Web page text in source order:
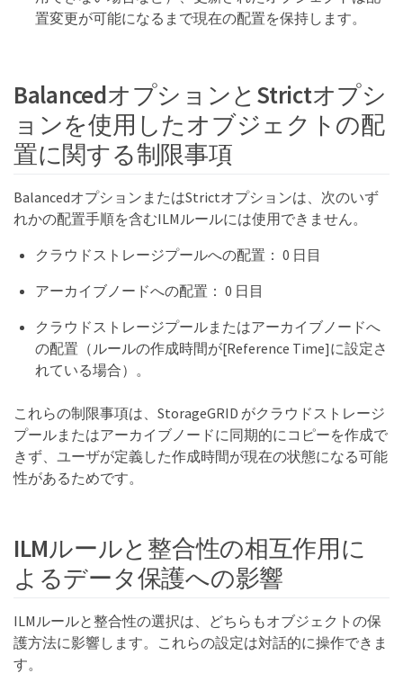
置変更が可能になるまで現在の配置を保持します。
BalancedオプションとStrictオプシ
ョンを使用したオブジェクトの配
置に関する制限事項
BalancedオプションまたはStrictオプションは、次のいず
れかの配置手順を含むILMルールには使用できません。
クラウドストレージプールへの配置： 0 日目
アーカイブノードへの配置： 0 日目
クラウドストレージプールまたはアーカイブノードへ
の配置（ルールの作成時間が[Reference Time]に設定さ
れている場合）。
これらの制限事項は、StorageGRID がクラウドストレージ
プールまたはアーカイブノードに同期的にコピーを作成で
きず、ユーザが定義した作成時間が現在の状態になる可能
性があるためです。
ILMルールと整合性の相互作用に
よるデータ保護への影響
ILMルールと整合性の選択は、どちらもオブジェクトの保
護方法に影響します。これらの設定は対話的に操作できま
す。